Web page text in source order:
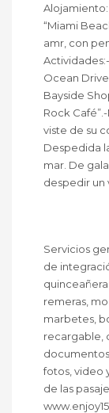
Alojamiento:
“Miami
amr, con
Ocean
Bayside
Rock
viste de su
Despedida
mar. De
despedir un
Servicios
de
remeras,
marbetes,
recargable,
fotos, video
de las